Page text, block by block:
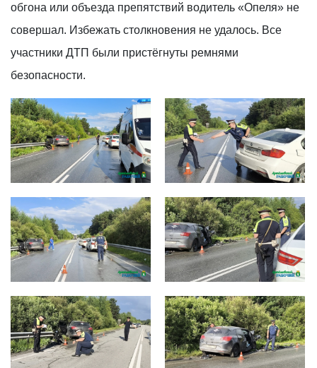
обгона или объезда препятствий водитель «Опеля» не
совершал. Избежать столкновения не удалось. Все
участники ДТП были пристёгнуты ремнями
безопасности.
IMG_20260629_082531 IMG_20260629_082503
IMG_20260629_082520 IMG_20260629_082522
IMG_20260629_082523 IMG_20260629_082524